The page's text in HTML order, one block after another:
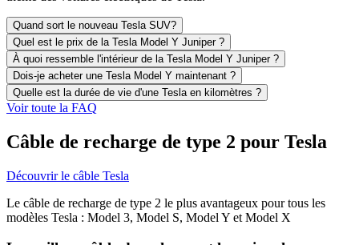
Quand sort le nouveau Tesla SUV?
Quel est le prix de la Tesla Model Y Juniper ?
À quoi ressemble l'intérieur de la Tesla Model Y Juniper ?
Dois-je acheter une Tesla Model Y maintenant ?
Quelle est la durée de vie d'une Tesla en kilomètres ?
Voir toute la FAQ
Câble de recharge de type 2 pour Tesla
Découvrir le câble Tesla
Le câble de recharge de type 2 le plus avantageux pour tous les
modèles Tesla : Model 3, Model S, Model Y et Model X